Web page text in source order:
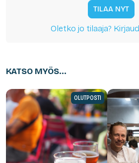
TILAA NYT
Oletko jo tilaaja?
KATSO MYÖS...
OLUTPOSTI